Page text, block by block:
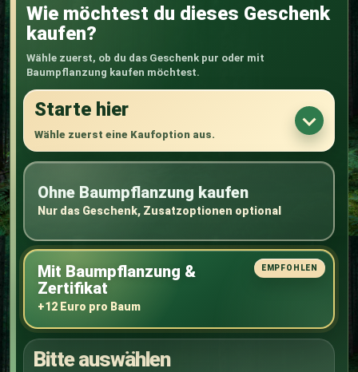
Wie möchtest du dieses Geschenk
kaufen?
Wähle zuerst, ob du das Geschenk pur oder mit
Baumpflanzung kaufen möchtest.
Starte hier
Wähle zuerst eine Kaufoption aus.
Ohne Baumpflanzung kaufen
Nur das Geschenk, Zusatzoptionen optional
Mit Baumpflanzung &
Zertifikat
+12 Euro pro Baum
Bitte auswählen